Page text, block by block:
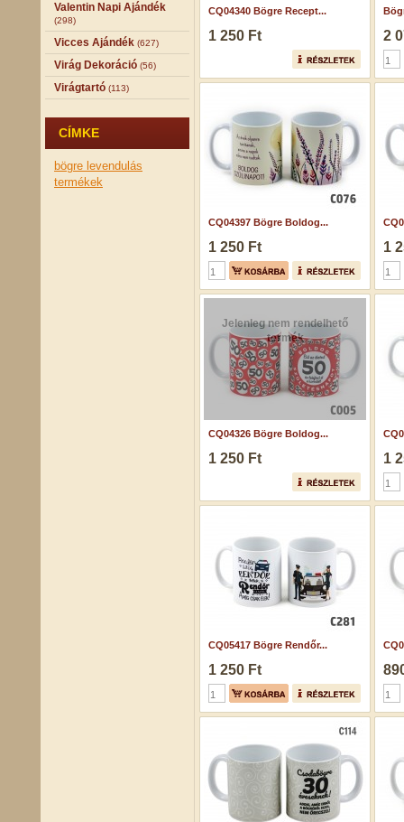
Valentin Napi Ajándék
(298)
Vicces Ajándék (627)
Virág Dekoráció (56)
Virágtartó (113)
CÍMKE
bögre levendulás
termékek
CQ04340 Bögre Recept...
1 250 Ft 2
CQ04397 Bögre Boldog...
1 250 Ft 1
Jelenleg nem rendelhető
termék
CQ04326 Bögre Boldog...
1 250 Ft 1
CQ05417 Bögre Rendőr...
1 250 Ft